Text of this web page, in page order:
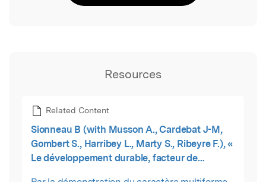
Resources
Related Content
Sionneau B (with Musson A., Cardebat J-M,
Gombert S., Harribey L., Marty S., Ribeyre F.), «
Le développement durable, facteur de